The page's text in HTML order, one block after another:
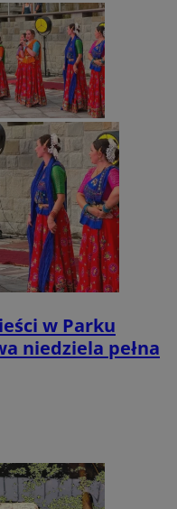
w Parku
niedziela pełna